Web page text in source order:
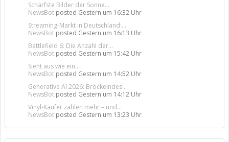
Schärfste Bilder der Sonne...
NewsBot posted Gestern um 16:32 Uhr
Streaming-Markt in Deutschland:...
NewsBot posted Gestern um 16:13 Uhr
Battlefield 6: Die Anzahl der...
NewsBot posted Gestern um 15:42 Uhr
Sieht aus wie ein...
NewsBot posted Gestern um 14:52 Uhr
Generative AI 2026: Bröckelndes...
NewsBot posted Gestern um 14:12 Uhr
Vinyl-Käufer zahlen mehr – und...
NewsBot posted Gestern um 13:23 Uhr